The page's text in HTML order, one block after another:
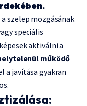
szelep mozgásának
speciális
aktiválni a
működő
a javítása gyakran